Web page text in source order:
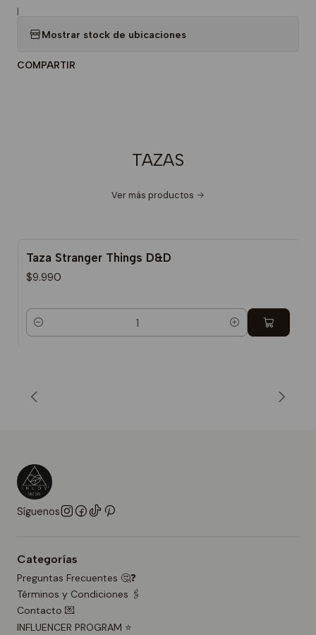
|
Mostrar stock de ubicaciones
COMPARTIR
TAZAS
Ver más productos
Taza Stranger Things D&D
$9.990
Cantidad
Síguenos
Categorías
Preguntas Frecuentes 🤔❓
Términos y Condiciones 🖇️
Contacto 💌
INFLUENCER PROGRAM ⭐